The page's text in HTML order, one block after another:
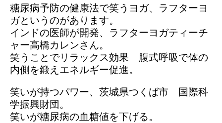
糖尿病予防の健康法で笑うヨガ、ラフターヨ
ガというのがあります。
インドの医師が開発、ラフターヨガティーチ
ャー高橋カレンさん。
笑うことでリラックス効果 腹式呼吸で体の
内側を鍛えエネルギー促進。
笑いが持つパワー、茨城県つくば市 国際科
学振興財団。
笑いが糖尿病の血糖値を下げる。